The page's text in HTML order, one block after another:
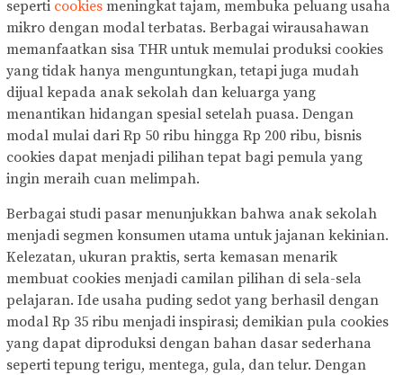
seperti cookies meningkat tajam, membuka peluang usaha
mikro dengan modal terbatas. Berbagai wirausahawan
memanfaatkan sisa THR untuk memulai produksi cookies
yang tidak hanya menguntungkan, tetapi juga mudah
dijual kepada anak sekolah dan keluarga yang
menantikan hidangan spesial setelah puasa. Dengan
modal mulai dari Rp 50 ribu hingga Rp 200 ribu, bisnis
cookies dapat menjadi pilihan tepat bagi pemula yang
ingin meraih cuan melimpah.
Berbagai studi pasar menunjukkan bahwa anak sekolah
menjadi segmen konsumen utama untuk jajanan kekinian.
Kelezatan, ukuran praktis, serta kemasan menarik
membuat cookies menjadi camilan pilihan di sela-sela
pelajaran. Ide usaha puding sedot yang berhasil dengan
modal Rp 35 ribu menjadi inspirasi; demikian pula cookies
yang dapat diproduksi dengan bahan dasar sederhana
seperti tepung terigu, mentega, gula, dan telur. Dengan